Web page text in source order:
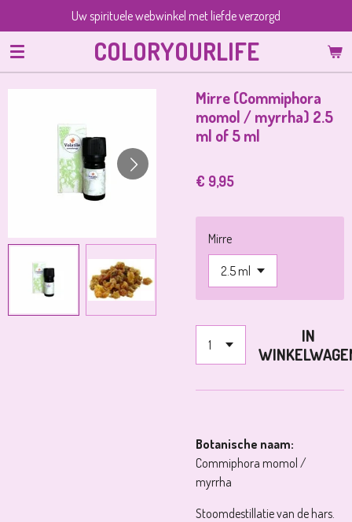
direct
naar
de
hoofdinhoud
COLORYOURLIFE
Uw spirituele webwinkel met liefde verzorgd
Mirre (Commiphora
momol / myrrha) 2.5
ml of 5 ml
€ 9,95
Mirre
IN
Botanische naam:
Commiphora momol /
myrrha
Stoomdestillatie van de hars.